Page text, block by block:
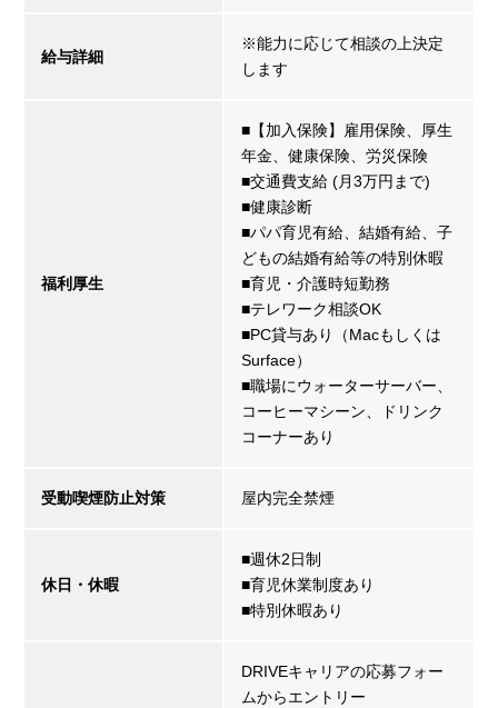
給与詳細
※能力に応じて相談の上決定
します
福利厚生
■【加入保険】雇用保険、厚生
年金、健康保険、労災保険
■交通費支給 (月3万円まで)
■健康診断
■パパ育児有給、結婚有給、子
どもの結婚有給等の特別休暇
■育児・介護時短勤務
■テレワーク相談OK
■PC貸与あり（Macもしくは
Surface）
■職場にウォーターサーバー、
コーヒーマシーン、ドリンク
コーナーあり
受動喫煙防止対策 屋内完全禁煙
休日・休暇
■週休2日制
■育児休業制度あり
■特別休暇あり
DRIVEキャリアの応募フォー
ムからエントリー